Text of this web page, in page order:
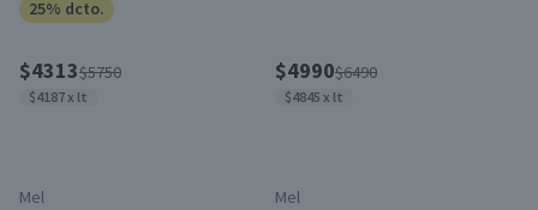
25% dcto.
$4313$5750
$4187 x lt
Mel
$4990$6490
$4845 x lt
Mel